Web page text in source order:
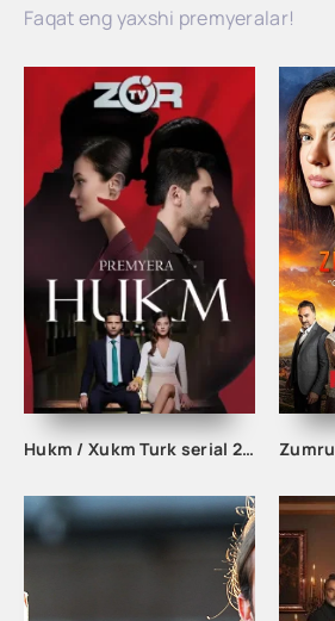
Faqat eng yaxshi premyeralar!
Hukm / Xukm Turk serial 203. 204. 205. 206. 207. 208. 209. 210. 211. 212. 213. 214. 215 Qism Uzbek tilida Hukim Xukim Barcha qismlari